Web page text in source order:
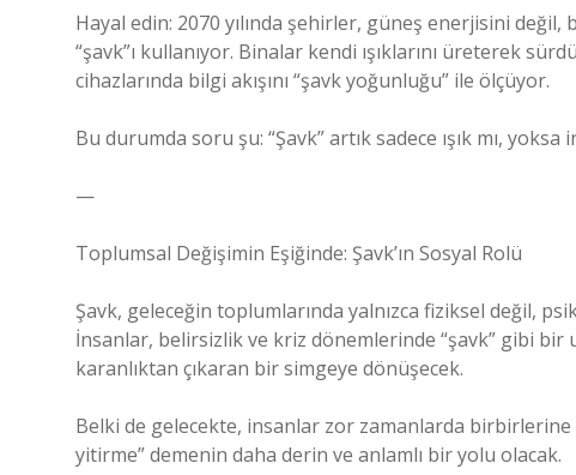
Hayal edin: 2070 yılında şehirler, güneş enerjisini
“şavk”ı kullanıyor. Binalar kendi ışıklarını üreterek
cihazlarında bilgi akışını “şavk yoğunluğu” ile ölçüyor.
Bu durumda soru şu: “Şavk” artık sadece ışık mı, yoksa
—
Toplumsal Değişimin Eşiğinde: Şavk’ın Sosyal Rolü
Şavk, geleceğin toplumlarında yalnızca fiziksel değil,
İnsanlar, belirsizlik ve kriz dönemlerinde “şavk” gibi
karanlıktan çıkaran bir simgeye dönüşecek.
Belki de gelecekte, insanlar zor zamanlarda birbirlerine
yitirme” demenin daha derin ve anlamlı bir yolu olacak.